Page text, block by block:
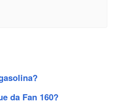
da Fan 160?